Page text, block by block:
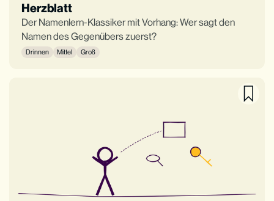
Herzblatt
Der Namenlern-Klassiker mit Vorhang: Wer sagt den
Namen des Gegenübers zuerst?
Drinnen Mittel Groß